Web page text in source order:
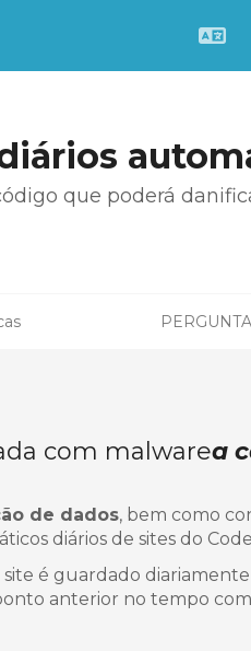
que poderá
com malwarea
de dados, bem como
diários de sites do
é guardado
anterior no tempo